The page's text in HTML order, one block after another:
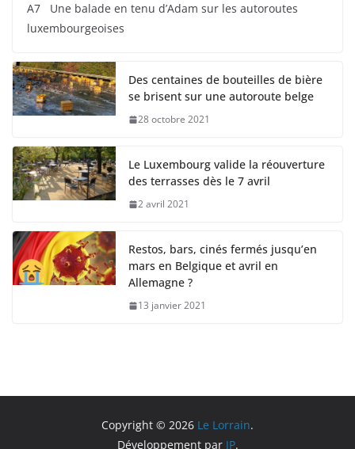
A7 Une balade en tenu d’Adam sur les autoroutes
luxembourgeoises
Des centaines de bouteilles de bière
se brisent sur une autoroute belge
28 octobre 2021
Le Luxembourg valide la réouverture
des terrasses dès le 7 avril
2 avril 2021
Restos, bars, cinés fermés jusqu’en
mars en Belgique et avril en
Allemagne ?
13 janvier 2021
Copyright © 2026 Le Lorrain.
Développement par JP.